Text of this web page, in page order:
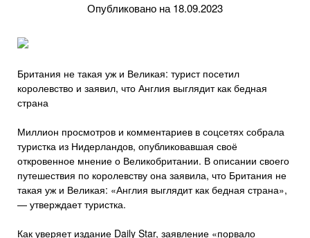
Опубликовано на 18.09.2023
Британия не такая уж и Великая: турист посетил
королевство и заявил, что Англия выглядит как бедная
страна
Миллион просмотров и комментариев в соцсетях собрала
туристка из Нидерландов, опубликовавшая своё
откровенное мнение о Великобритании. В описании своего
путешествия по королевству она заявила, что Британия не
такая уж и Великая: «Англия выглядит как бедная страна»,
— утверждает туристка.
Как уверяет издание Daily Star, заявление «порвало